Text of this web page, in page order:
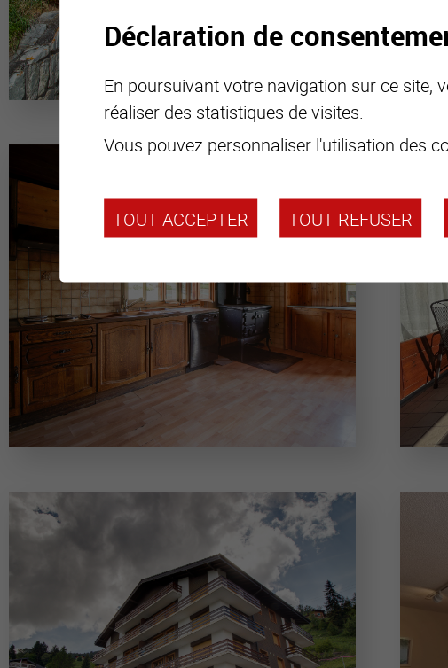
Déclaration de
En poursuivant votre navigation sur ce site,
réaliser des statistiques de visites.
Vous pouvez personnaliser l'utilisation des
TOUT ACCEPTER TOUT REFUSER